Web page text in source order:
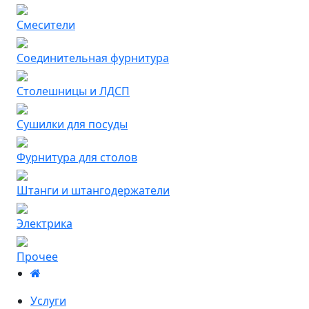
Смесители
Соединительная фурнитура
Столешницы и ЛДСП
Сушилки для посуды
Фурнитура для столов
Штанги и штангодержатели
Электрика
Прочее
Услуги